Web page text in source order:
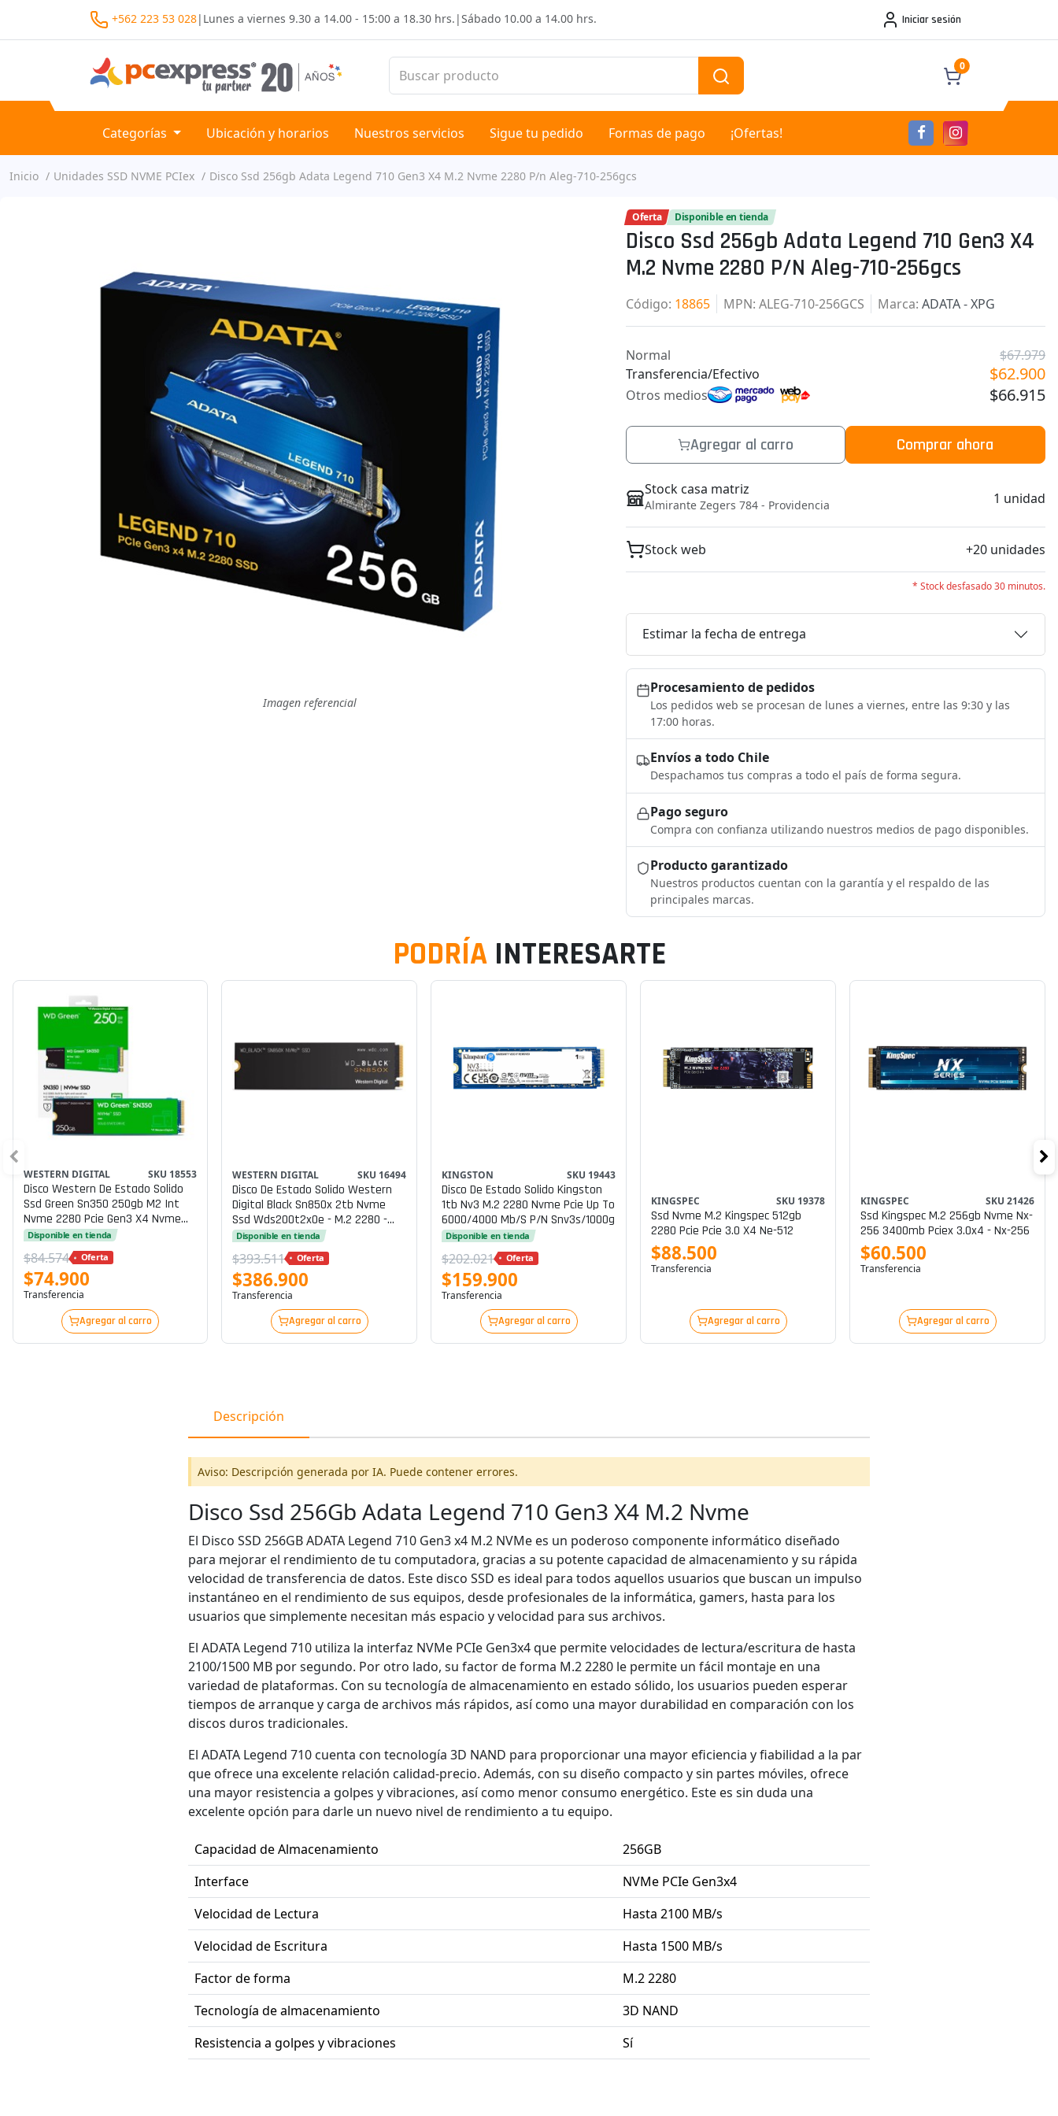
+562 223 53 028| Lunes a viernes 9.30 a 14.00 - 15:00 a 18.30 hrs. |Sábado 10.00 a 14.00 hrs. Iniciar sesión
0
Categorías Ubicación y horarios Nuestros servicios Sigue tu pedido Formas de pago ¡Ofertas!
Inicio Unidades SSD NVME PCIex Disco Ssd 256gb Adata Legend 710 Gen3 X4 M.2 Nvme 2280 P/n Aleg-710-256gcs
Imagen referencial
Oferta Disponible en tienda
Disco Ssd 256gb Adata Legend 710 Gen3 X4
M.2 Nvme 2280 P/n Aleg-710-256gcs
Código: 18865 MPN: ALEG-710-256GCS Marca:ADATA - XPG
Normal
$67.979
Transferencia/Efectivo
$62.900
Otros medios $66.915
Agregar al carro Comprar ahora
Stock casa matriz
Almirante Zegers 784 - Providencia 1 unidad
Stock web +20 unidades
* Stock desfasado 30 minutos.
Estimar la fecha de entrega
Procesamiento de pedidos
Los pedidos web se procesan de lunes a viernes, entre las 9:30 y las
17:00 horas.
Envíos a todo Chile
Despachamos tus compras a todo el país de forma segura.
Pago seguro
Compra con confianza utilizando nuestros medios de pago disponibles.
Producto garantizado
Nuestros productos cuentan con la garantía y el respaldo de las
principales marcas.
PODRÍAINTERESARTE
WESTERN DIGITAL SKU 18553
Disco Western De Estado Solido
Ssd Green Sn350 250gb M2 Int
Nvme 2280 Pcie Gen3 X4 Nvme
V1.3 P/n Wds250g2g0c
Disponible en tienda
$84.574 Oferta
$74.900
Transferencia
Agregar al carro
WESTERN DIGITAL SKU 16494
Disco De Estado Solido Western
Digital Black Sn850x 2tb Nvme
Ssd Wds200t2x0e - M.2 2280 -
Pcie 4.0 X4 (nvme) P/n
Wds200t2x0e
Disponible en tienda
$393.511 Oferta
$386.900
Transferencia
Agregar al carro
KINGSTON SKU 19443
Disco De Estado Solido Kingston
1tb Nv3 M.2 2280 Nvme Pcie Up To
6000/4000 Mb/s P/n Snv3s/1000g
Disponible en tienda
$202.021 Oferta
$159.900
Transferencia
Agregar al carro
KINGSPEC SKU 19378
Ssd Nvme M.2 Kingspec 512gb
2280 Pcie Pcie 3.0 X4 Ne-512
$88.500
Transferencia
Agregar al carro
KINGSPEC SKU 21426
Ssd Kingspec M.2 256gb Nvme Nx-
256 3400mb Pciex 3.0x4 - Nx-256
$60.500
Transferencia
Agregar al carro
Descripción
Aviso: Descripción generada por IA. Puede contener errores.
Disco Ssd 256Gb Adata Legend 710 Gen3 X4 M.2 Nvme
El Disco SSD 256GB ADATA Legend 710 Gen3 x4 M.2 NVMe es un poderoso componente informático diseñado
para mejorar el rendimiento de tu computadora, gracias a su potente capacidad de almacenamiento y su rápida
velocidad de transferencia de datos. Este disco SSD es ideal para todos aquellos usuarios que buscan un impulso
instantáneo en el rendimiento de sus equipos, desde profesionales de la informática, gamers, hasta para los
usuarios que simplemente necesitan más espacio y velocidad para sus archivos.
El ADATA Legend 710 utiliza la interfaz NVMe PCIe Gen3x4 que permite velocidades de lectura/escritura de hasta
2100/1500 MB por segundo. Por otro lado, su factor de forma M.2 2280 le permite un fácil montaje en una
variedad de plataformas. Con su tecnología de almacenamiento en estado sólido, los usuarios pueden esperar
tiempos de arranque y carga de archivos más rápidos, así como una mayor durabilidad en comparación con los
discos duros tradicionales.
El ADATA Legend 710 cuenta con tecnología 3D NAND para proporcionar una mayor eficiencia y fiabilidad a la par
que ofrece una excelente relación calidad-precio. Además, con su diseño compacto y sin partes móviles, ofrece
una mayor resistencia a golpes y vibraciones, así como menor consumo energético. Este es sin duda una
excelente opción para darle un nuevo nivel de rendimiento a tu equipo.
Capacidad de Almacenamiento
256GB
Interface
NVMe PCIe Gen3x4
Velocidad de Lectura
Hasta 2100 MB/s
Velocidad de Escritura
Hasta 1500 MB/s
Factor de forma
M.2 2280
Tecnología de almacenamiento
3D NAND
Resistencia a golpes y vibraciones
Sí